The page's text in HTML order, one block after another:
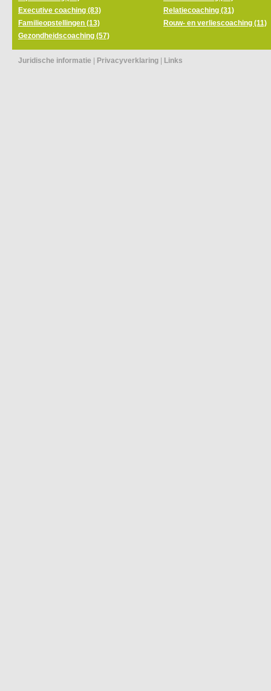
Executive coaching (83)
Familieopstellingen (13)
Gezondheidscoaching (57)
Relatiecoaching (31)
Rouw- en verliescoaching (11)
Juridische informatie | Privacyverklaring | Links